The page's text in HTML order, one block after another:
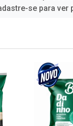
se para ver